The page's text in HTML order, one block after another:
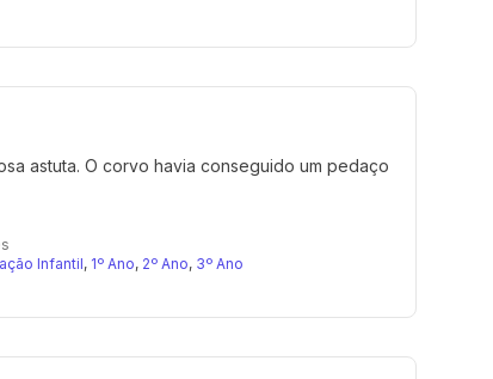
astuta. O corvo havia conseguido um pedaço
Infantil, 1º Ano, 2º Ano, 3º Ano